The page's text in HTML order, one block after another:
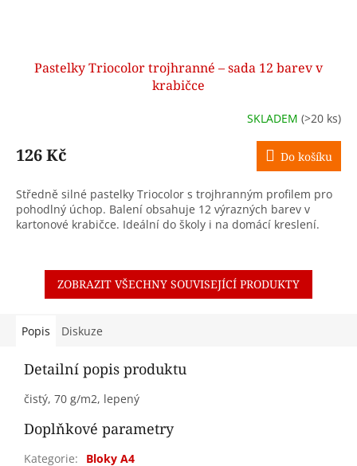
Pastelky Triocolor trojhranné – sada 12 barev v
krabičce
SKLADEM (>20 ks)
126 Kč Do košíku
Středně silné pastelky Triocolor s trojhranným profilem pro
pohodlný úchop. Balení obsahuje 12 výrazných barev v
kartonové krabičce. Ideální do školy i na domácí kreslení.
ZOBRAZIT VŠECHNY SOUVISEJÍCÍ PRODUKTY
Popis Diskuze
Detailní popis produktu
čistý, 70 g/m2, lepený
Doplňkové parametry
Kategorie:
Bloky A4